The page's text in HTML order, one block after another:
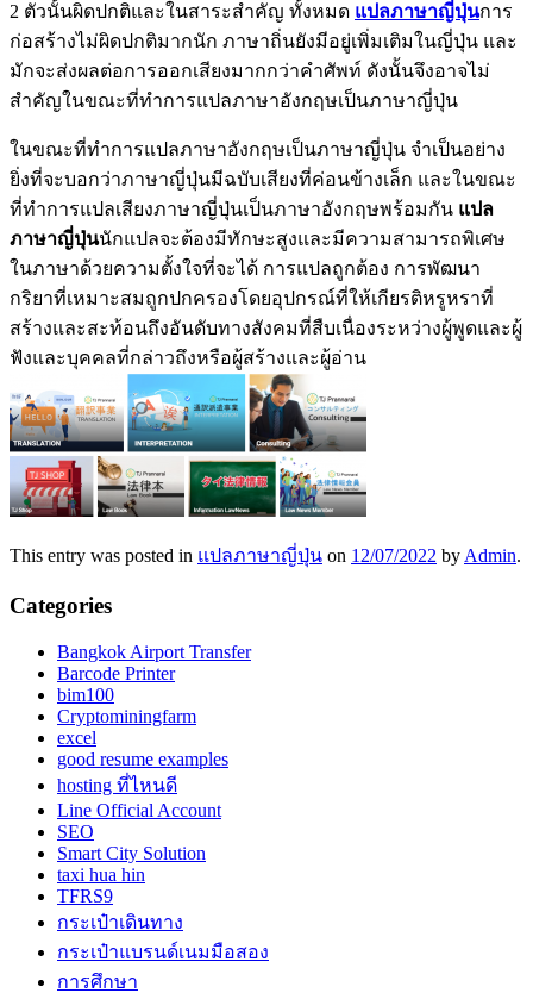
2 ตัวนั้นผิดปกติและในสาระสำคัญ ทั้งหมด แปลภาษาญี่ปุ่นการ
ก่อสร้างไม่ผิดปกติมากนัก ภาษาถิ่นยังมีอยู่เพิ่มเติมในญี่ปุ่น และ
มักจะส่งผลต่อการออกเสียงมากกว่าคำศัพท์ ดังนั้นจึงอาจไม่
สำคัญในขณะที่ทำการแปลภาษาอังกฤษเป็นภาษาญี่ปุ่น
ในขณะที่ทำการแปลภาษาอังกฤษเป็นภาษาญี่ปุ่น จำเป็นอย่าง
ยิ่งที่จะบอกว่าภาษาญี่ปุ่นมีฉบับเสียงที่ค่อนข้างเล็ก และในขณะ
ที่ทำการแปลเสียงภาษาญี่ปุ่นเป็นภาษาอังกฤษพร้อมกัน แปล
ภาษาญี่ปุ่นนักแปลจะต้องมีทักษะสูงและมีความสามารถพิเศษ
ในภาษาด้วยความตั้งใจที่จะได้ การแปลถูกต้อง การพัฒนา
กริยาที่เหมาะสมถูกปกครองโดยอุปกรณ์ที่ให้เกียรติหรูหราที่
สร้างและสะท้อนถึงอันดับทางสังคมที่สืบเนื่องระหว่างผู้พูดและผู้
ฟังและบุคคลที่กล่าวถึงหรือผู้สร้างและผู้อ่าน
This entry was posted in แปลภาษาญี่ปุ่น on 12/07/2022 byAdmin.
Categories
Bangkok Airport Transfer
Barcode Printer
bim100
Cryptominingfarm
excel
good resume examples
hosting ที่ไหนดี
Line Official Account
SEO
Smart City Solution
taxi hua hin
TFRS9
กระเป๋าเดินทาง
กระเป๋าแบรนด์เนมมือสอง
การศึกษา